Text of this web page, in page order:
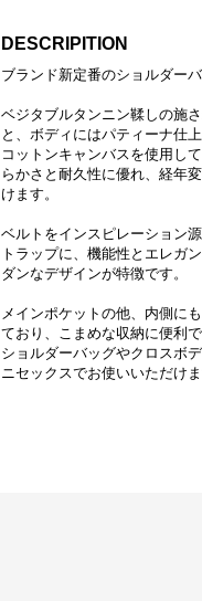
DESCRIPITION
ブランド新定番のショルダーバ
ベジタブルタンニン鞣しの施
と、ボディにはパティーナ仕
コットンキャンバスを使用し
らかさと耐久性に優れ、経年
けます。
ベルトをインスピレーション
トラップに、機能性とエレガ
ダンなデザインが特徴です。
メインポケットの他、内側に
ており、こまめな収納に便利で
ショルダーバッグやクロスボ
ニセックスでお使いいただけま